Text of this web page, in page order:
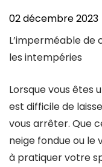
: Votre
sans souci
02 décembre 2023
L’imperméable de
les intempéries
Lorsque vous êtes
est difficile de
vous arrêter. Que
neige fondue ou le
à pratiquer votre